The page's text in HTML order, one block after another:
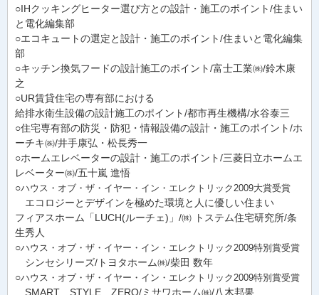
○IHクッキングヒーター選び方との設計・施工のポイント/住まい
と電化編集部
○エコキュートの選定と設計・施工のポイント/住まいと電化編集
部
○キッチン換気フードの設計施工のポイント/富士工業㈱/鈴木康
之
○UR賃貸住宅の専有部における
給排水衛生設備の設計施工のポイント/都市再生機構/水谷泰三
○住宅専有部の防災・防犯・情報設備の設計・施工のポイント/ホ
ーチキ㈱/井手康弘・松長秀一
○ホームエレベーターの設計・施工のポイント/三菱日立ホームエ
レベーター㈱/五十嵐 進悟
○ハウス・オブ・ザ・イヤー・イン・エレクトリック2009大賞受賞
エコロジーとデザインを極めた環境と人に優しい住まい
フィアスホーム「LUCH(ルーチェ)」/㈱ トステム住宅研究所/条
生秀人
○ハウス・オブ・ザ・イヤー・イン・エレクトリック2009特別賞受賞
シンセシリーズ/トヨタホーム㈱/柴田 数年
○ハウス・オブ・ザ・イヤー・イン・エレクトリック2009特別賞受賞
SMART STYLE ZERO/ミサワホーム㈱/八木邦果